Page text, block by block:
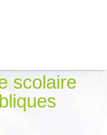
scolaire